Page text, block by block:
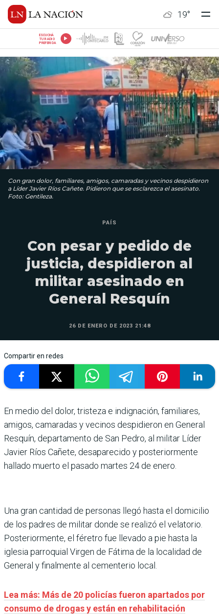
19°
ESCUCHÁ
TU RADIO
PREFERIDA
Con gran dolor, familiares, amigos, camaradas y vecinos despidieron
a Líder Javier Ríos Cañete. Pidieron que se esclarezca el asesinato.
Foto: Gentileza.
PAÍS
Con pesar y pedido de
justicia, despidieron al
militar asesinado en
General Resquín
26 DE ENERO DE 2023 21:48
Compartir en redes
En medio del dolor, tristeza e indignación, familiares,
amigos, camaradas y vecinos despidieron en General
Resquín, departamento de San Pedro, al militar Líder
Javier Ríos Cañete, desaparecido y posteriormente
hallado muerto el pasado martes 24 de enero.
Una gran cantidad de personas llegó hasta el domicilio
de los padres de militar donde se realizó el velatorio.
Posteriormente, el féretro fue llevado a pie hasta la
iglesia parroquial Virgen de Fátima de la localidad de
General y finalmente al cementerio local.
Lea más: Más de 20 policías fueron apartados por
consumo de drogas y están en rehabilitación